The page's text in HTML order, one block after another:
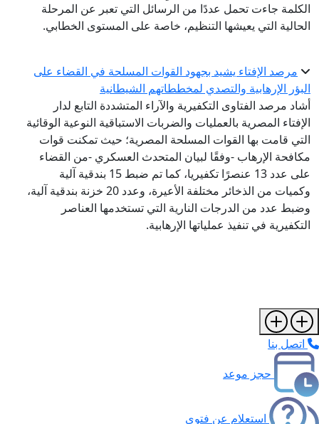
الكلمة جاءت تحمل عددًا من الرسائل التي تعبر عن المرحلة
الحالية التي يعيشها التنظيم، خاصة على المستوى الخطابي.
مرصد الإفتاء يشيد بجهود القوات المسلحة في القضاء على
البؤر الإرهابية والتصدي لمخططاتهم الشيطانية
أشاد مرصد الفتاوى التكفيرية والآراء المتشددة التابع لدار
الإفتاء المصرية بالعمليات والضربات الاستباقية النوعية الوقائية
التي قامت بها القوات المسلحة المصرية؛ حيث تمكنت قوات
مكافحة الإرهاب -وفقًا لبيان المتحدث العسكري -من القضاء
على عدد 13 عنصرًا تكفيريا، كما تم ضبط 15 بندقية آلية
وكميات من الذخائر مختلفة الأعيرة، وعدد 20 خزنة بندقية آلية،
وضبط عدد من الدرجات النارية التي تستخدمها العناصر
التكفيرية في تنفيذ عملياتها الإرهابية.
اتصل بنا
حجز موعد
استعلام عن فتوى